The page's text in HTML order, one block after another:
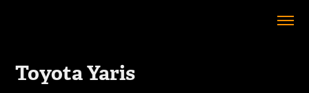
Toyota Yaris